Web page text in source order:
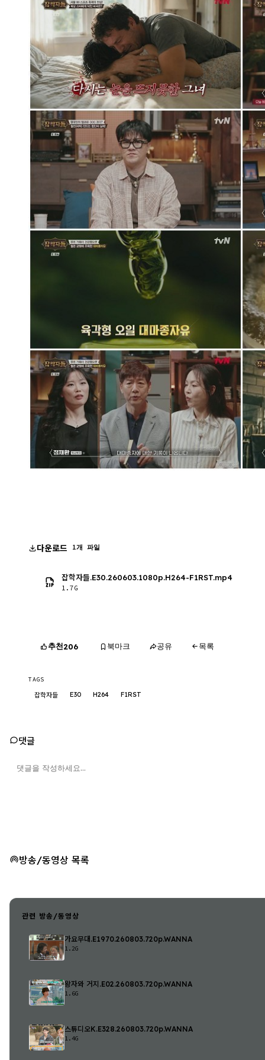
다운로드 1개 파일
잡학자들.E30.260603.1080p.H264-F1RST.mp4
1.7G
추천206 북마크 공유 목록
TAGS
잡학자들 E30 H264 F1RST
댓글
방송/동영상 목록
관련 방송/동영상
가요무대.E1970.260803.720p.WANNA
1.2G
왕자와 거지.E02.260803.720p.WANNA
1.6G
스튜디오K.E328.260803.720p.WANNA
1.4G